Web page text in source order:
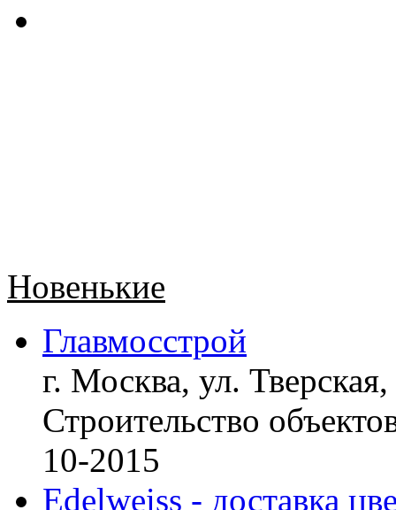
Новенькие
Главмосстрой
г. Москва, ул.
Строительство
10-2015
Edelweiss - доставка